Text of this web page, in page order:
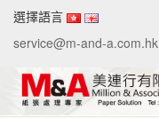
選擇語言
service@m-and-a.com.hk